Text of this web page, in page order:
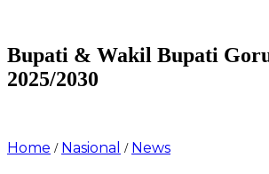
Bupati & Wakil Bupati
2025/2030
Home / Nasional / News